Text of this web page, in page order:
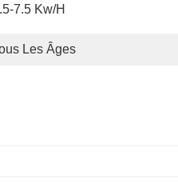
7.5 Kw/H
Les Âges